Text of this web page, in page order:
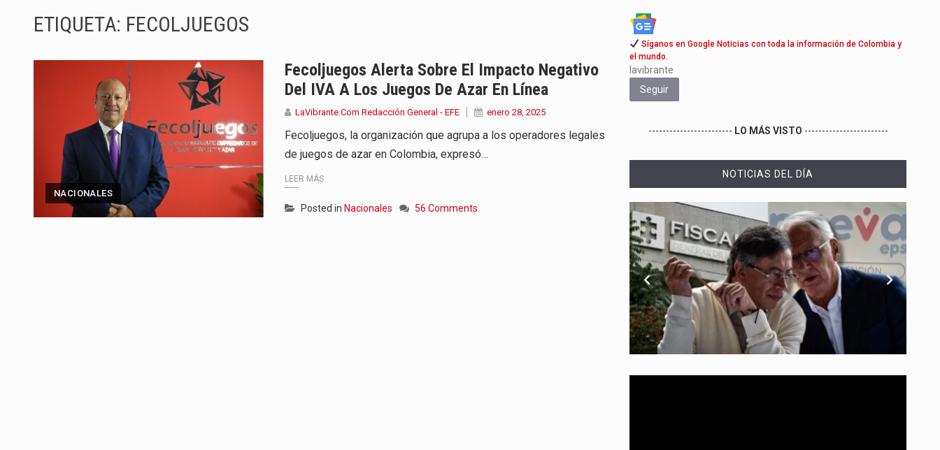
Barranquilla ya está lista para convertirse, el próximo 16 de…
A pocas horas del cambio de gobierno, el equipo de…
La Alcaldía de Barranquilla puso en marcha un amplio plan…
Si eres un trader que prefiere lidiar con condiciones de…
Saber cómo borrar el historial de operaciones en MT4 es…
Jhon Arias continúa consolidándose como una de las grandes figuras…
ETIQUETA: FECOLJUEGOS
NACIONALES
Fecoljuegos Alerta Sobre El Impacto Negativo
Del IVA A Los Juegos De Azar En Línea
LaVibrante.Com Redacción General - EFE enero 28, 2025
Fecoljuegos, la organización que agrupa a los operadores legales
de juegos de azar en Colombia, expresó…
LEER MÁS
Posted in Nacionales 56 Comments
Síganos en Google Noticias con toda la información de Colombia y
el mundo.
lavibrante
Seguir
------------------------ LO MÁS VISTO ------------------------
NOTICIAS DEL DÍA